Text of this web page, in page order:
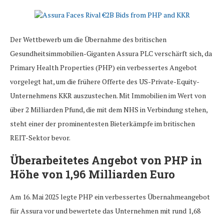
Der Wettbewerb um die Übernahme des britischen
Gesundheitsimmobilien-Giganten Assura PLC verschärft sich, da
Primary Health Properties (PHP) ein verbessertes Angebot
vorgelegt hat, um die frühere Offerte des US-Private-Equity-
Unternehmens KKR auszustechen. Mit Immobilien im Wert von
über 2 Milliarden Pfund, die mit dem NHS in Verbindung stehen,
steht einer der prominentesten Bieterkämpfe im britischen
REIT-Sektor bevor.
Überarbeitetes Angebot von PHP in
Höhe von 1,96 Milliarden Euro
Am 16. Mai 2025 legte PHP ein verbessertes Übernahmeangebot
für Assura vor und bewertete das Unternehmen mit rund 1,68